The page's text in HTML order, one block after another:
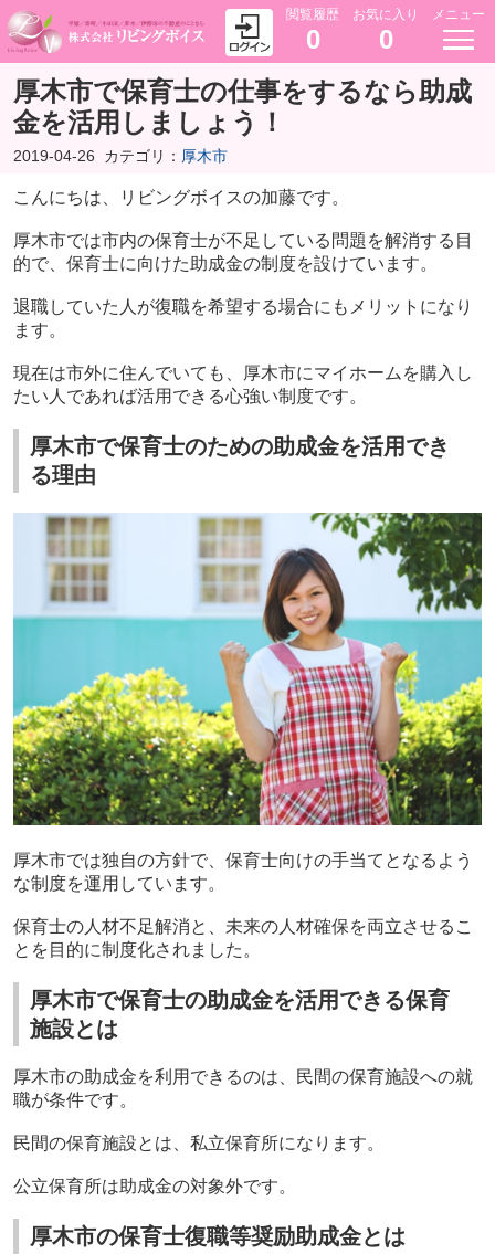
閲覧履歴
0
お気に入り
0
メニュー
厚木市で保育士の仕事をするなら助成
金を活用しましょう！
2019-04-26 カテゴリ： 厚木市
こんにちは、リビングボイスの加藤です。
厚木市では市内の保育士が不足している問題を解消する目
的で、保育士に向けた助成金の制度を設けています。
退職していた人が復職を希望する場合にもメリットになり
ます。
現在は市外に住んでいても、厚木市にマイホームを購入し
たい人であれば活用できる心強い制度です。
厚木市で保育士のための助成金を活用でき
る理由
厚木市では独自の方針で、保育士向けの手当てとなるよう
な制度を運用しています。
保育士の人材不足解消と、未来の人材確保を両立させるこ
とを目的に制度化されました。
厚木市で保育士の助成金を活用できる保育
施設とは
厚木市の助成金を利用できるのは、民間の保育施設への就
職が条件です。
民間の保育施設とは、私立保育所になります。
公立保育所は助成金の対象外です。
厚木市の保育士復職等奨励助成金とは